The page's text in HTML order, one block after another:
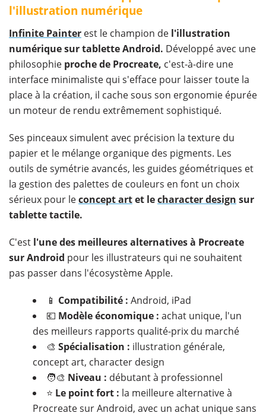
l'illustration numérique
Infinite Painter est le champion de l'illustration
numérique sur tablette Android. Développé avec une
philosophie proche de Procreate, c'est-à-dire une
interface minimaliste qui s'efface pour laisser toute la
place à la création, il cache sous son ergonomie épurée
un moteur de rendu extrêmement sophistiqué.
Ses pinceaux simulent avec précision la texture du
papier et le mélange organique des pigments. Les
outils de symétrie avancés, les guides géométriques et
la gestion des palettes de couleurs en font un choix
sérieux pour leconcept artet lecharacter design sur
tablette tactile.
C'est l'une des meilleures alternatives à Procreate
sur Android pour les illustrateurs qui ne souhaitent
pas passer dans l'écosystème Apple.
📱 Compatibilité : Android, iPad
💶 Modèle économique : achat unique, l'un
des meilleurs rapports qualité-prix du marché
🎨 Spécialisation : illustration générale,
concept art, character design
🧑‍🎨 Niveau : débutant à professionnel
⭐ Le point fort : la meilleure alternative à
Procreate sur Android, avec un achat unique sans